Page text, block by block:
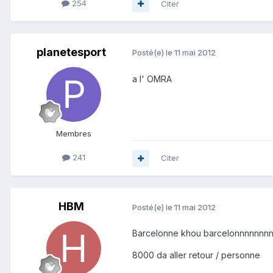
254 Citer
planetesport
Membres
241
Posté(e) le 11 mai 2012
a l' OMRA
Citer
HBM Posté(e) le 11 mai 2012
Barcelonne khou
8000 da aller retour / personne